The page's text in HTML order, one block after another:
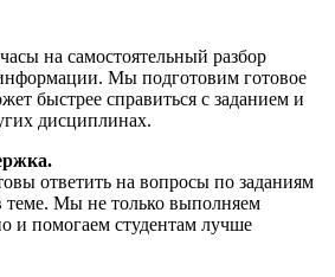
на самостоятельный разбор
Мы подготовим готовое
быстрее справиться с заданием и
дисциплинах.
ответить на вопросы по заданиям
теме. Мы не только выполняем
и помогаем студентам лучше